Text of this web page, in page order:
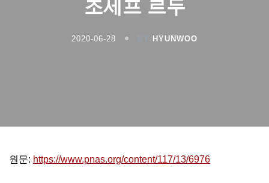
조세프 르두
2020-06-28 HYUNWOO
원문: https://www.pnas.org/content/117/13/6976